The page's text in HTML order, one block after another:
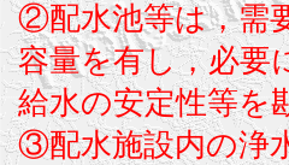
②配水池等は，需
容量を有し，必要
給水の安定性等を
③配水施設内の浄